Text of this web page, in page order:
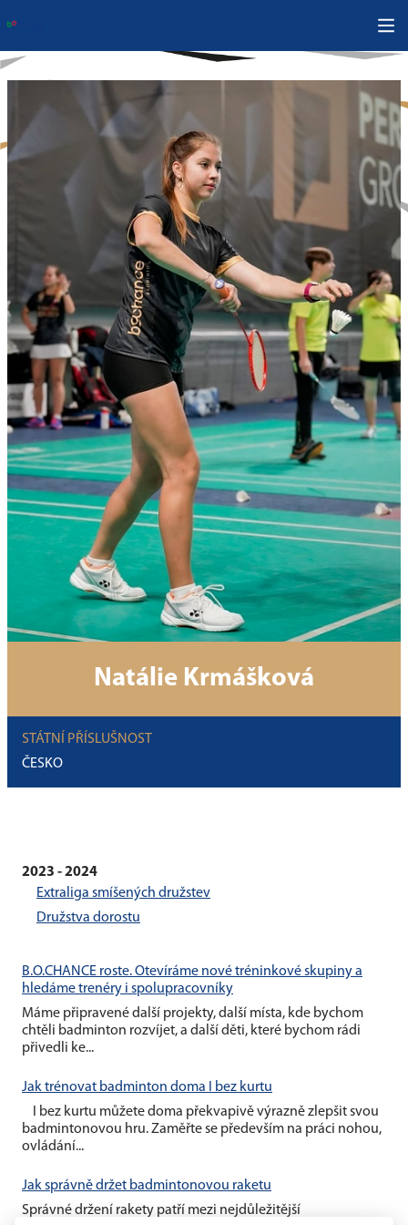
Natálie Krmášková
STÁTNÍ PŘÍSLUŠNOST
ČESKO
2023 - 2024
Extraliga smíšených družstev
Družstva dorostu
B.O.CHANCE roste. Otevíráme nové tréninkové skupiny a
hledáme trenéry i spolupracovníky
Máme připravené další projekty, další místa, kde bychom
chtěli badminton rozvíjet, a další děti, které bychom rádi
přivedli ke...
Jak trénovat badminton doma I bez kurtu
I bez kurtu můžete doma překvapivě výrazně zlepšit svou
badmintonovou hru. Zaměřte se především na práci nohou,
ovládání...
Jak správně držet badmintonovou raketu
Správné držení rakety patří mezi nejdůležitější